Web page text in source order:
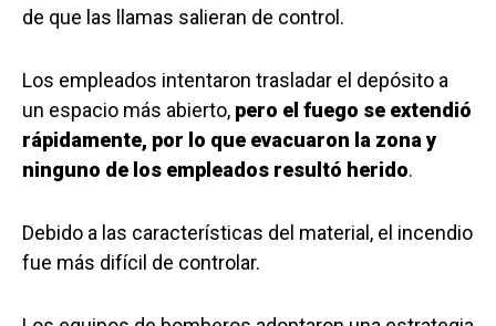
de que las llamas salieran de control.
Los empleados intentaron trasladar el depósito a
un espacio más abierto, pero el fuego se extendió
rápidamente, por lo que evacuaron la zona y
ninguno de los empleados resultó herido.
Debido a las características del material, el incendio
fue más difícil de controlar.